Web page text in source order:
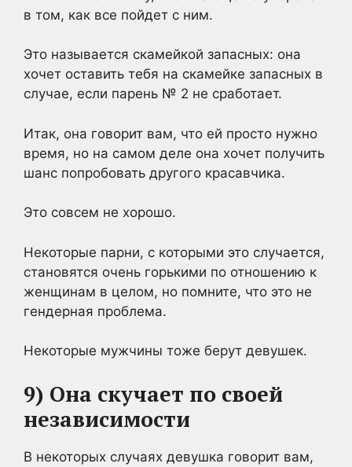
в том, как все пойдет с ним.
Это называется скамейкой запасных: она
хочет оставить тебя на скамейке запасных в
случае, если парень № 2 не сработает.
Итак, она говорит вам, что ей просто нужно
время, но на самом деле она хочет получить
шанс попробовать другого красавчика.
Это совсем не хорошо.
Некоторые парни, с которыми это случается,
становятся очень горькими по отношению к
женщинам в целом, но помните, что это не
гендерная проблема.
Некоторые мужчины тоже берут девушек.
9) Она скучает по своей
независимости
В некоторых случаях девушка говорит вам,